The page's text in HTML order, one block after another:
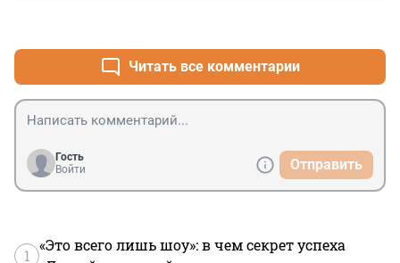
Читать все комментарии
Гость
Войти
Отправить
1
«Это всего лишь шоу»: в чем секрет успеха